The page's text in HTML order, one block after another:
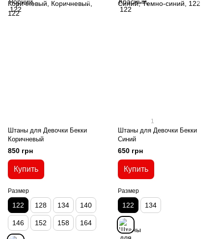
Штаны для Девочки Бекки
Коричневый
850 грн
Купить
Размер
122 128 134 140
146 152 158 164
1
Штаны для Девочки Бекки
Синий
650 грн
Купить
Размер
122 134